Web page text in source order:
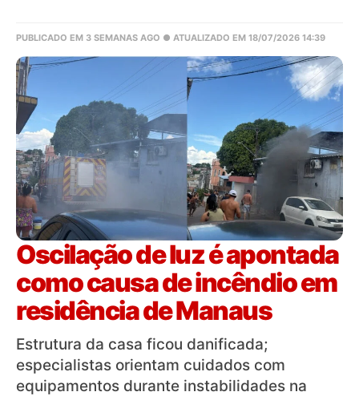
PUBLICADO EM 3 SEMANAS AGO ● ATUALIZADO EM 18/07/2026 14:39
Oscilação de luz é apontada
como causa de incêndio em
residência de Manaus
Estrutura da casa ficou danificada;
especialistas orientam cuidados com
equipamentos durante instabilidades na